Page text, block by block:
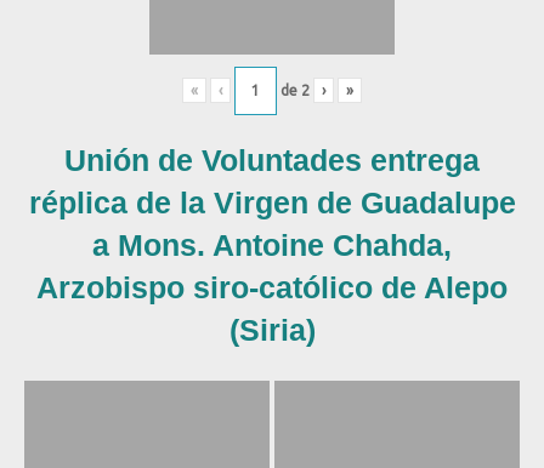
« ‹ de 2 › »
Unión de Voluntades entrega
réplica de la Virgen de Guadalupe
a Mons. Antoine Chahda,
Arzobispo siro-católico de Alepo
(Siria)